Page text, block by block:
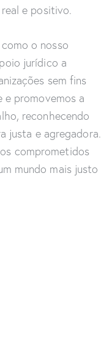
e positivo.
o nosso
jurídico a
sem fins
e promovemos a
reconhecendo
justa e agregadora.
comprometidos
mundo mais justo